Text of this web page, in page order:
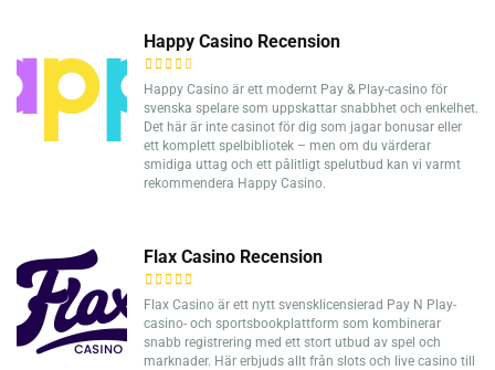
Happy Casino Recension
Happy Casino är ett modernt Pay & Play-casino för
svenska spelare som uppskattar snabbhet och enkelhet.
Det här är inte casinot för dig som jagar bonusar eller
ett komplett spelbibliotek – men om du värderar
smidiga uttag och ett pålitligt spelutbud kan vi varmt
rekommendera Happy Casino.
Flax Casino Recension
Flax Casino är ett nytt svensklicensierad Pay N Play-
casino- och sportsbookplattform som kombinerar
snabb registrering med ett stort utbud av spel och
marknader. Här erbjuds allt från slots och live casino till